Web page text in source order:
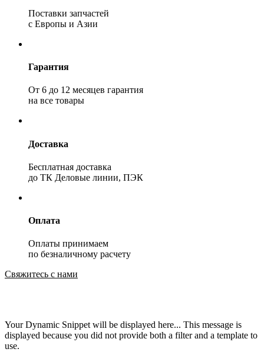
Поставки запчастей
с Европы и Азии
Гарантия
От 6 до 12 месяцев гарантия
на все товары
Доставка
Бесплатная доставка
до ТК Деловые линии, ПЭК
Оплата
Оплаты принимаем
по безналичному расчету
Свяжитесь с нами
Your Dynamic Snippet will be displayed here... This message is
displayed because you did not provide both a filter and a template to
use.